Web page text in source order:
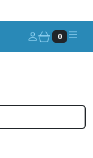
Account 0